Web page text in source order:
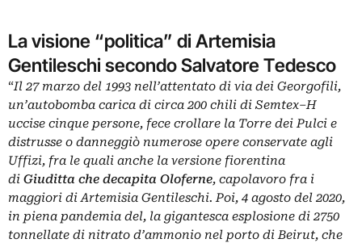
La visione “politica” di Artemisia
Gentileschi secondo Salvatore Tedesco
“Il 27 marzo del 1993 nell’attentato di via dei Georgofili,
un’autobomba carica di circa 200 chili di Semtex–H
uccise cinque persone, fece crollare la Torre dei Pulci e
distrusse o danneggiò numerose opere conservate agli
Uffizi, fra le quali anche la versione fiorentina
di Giuditta che decapita Oloferne, capolavoro fra i
maggiori di Artemisia Gentileschi. Poi, 4 agosto del 2020,
in piena pandemia del, la gigantesca esplosione di 2750
tonnellate di nitrato d’ammonio nel porto di Beirut, che